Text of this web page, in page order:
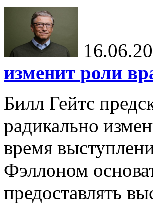
изменит роли
Билл Гейтс
радикально
время
Фэллоном
предоставлять